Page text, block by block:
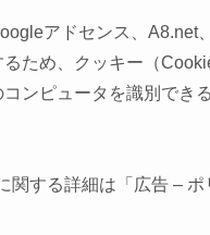
アドセンス、A8.net
ため、クッキー（
ンピュータを識別でき
する詳細は「広告 – ポ